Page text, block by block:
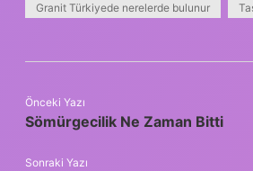
Granit Türkiyede nerelerde bulunur
Önceki Yazı
Sömürgecilik Ne Zaman Bitti
Sonraki Yazı